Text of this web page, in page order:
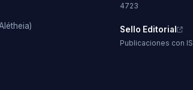
4723
Sello Editorial
Publicaciones con